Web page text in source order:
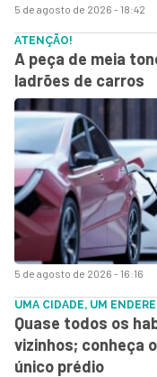
5 de agosto de 2026 - 18:42
5 de agosto de 2026 - 16:16
ATENÇÃO!
A peça de meia
ladrões de carros
UMA CIDADE, UM
Quase todos os
vizinhos; conheça
único prédio